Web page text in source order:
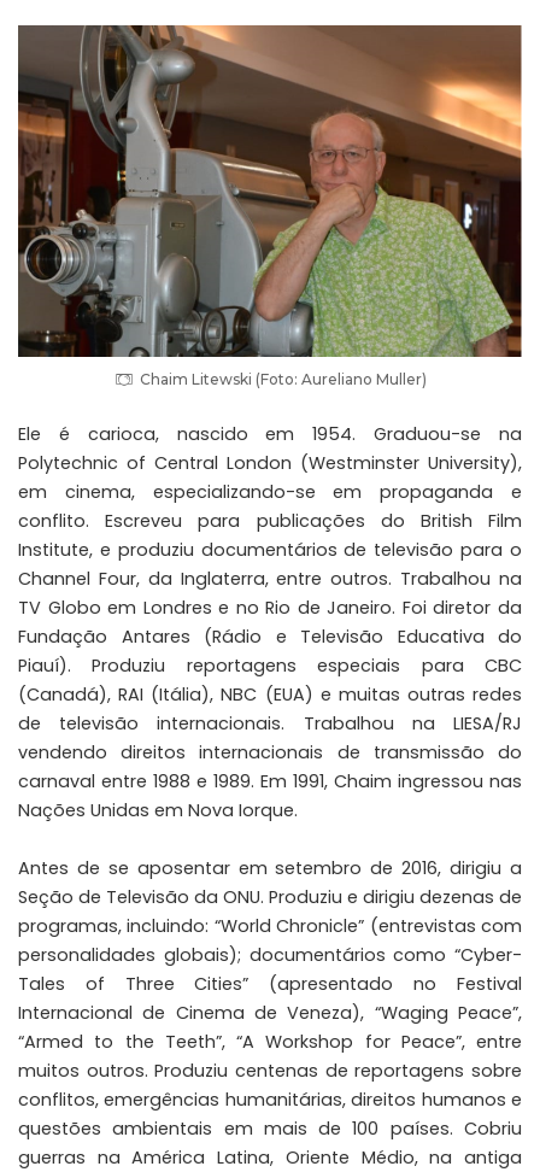
Chaim Litewski (Foto: Aureliano Muller)
Ele é carioca, nascido em 1954. Graduou-se na
Polytechnic of Central London (Westminster University),
em cinema, especializando-se em propaganda e
conflito. Escreveu para publicações do British Film
Institute, e produziu documentários de televisão para o
Channel Four, da Inglaterra, entre outros. Trabalhou na
TV Globo em Londres e no Rio de Janeiro. Foi diretor da
Fundação Antares (Rádio e Televisão Educativa do
Piauí). Produziu reportagens especiais para CBC
(Canadá), RAI (Itália), NBC (EUA) e muitas outras redes
de televisão internacionais. Trabalhou na LIESA/RJ
vendendo direitos internacionais de transmissão do
carnaval entre 1988 e 1989. Em 1991, Chaim ingressou nas
Nações Unidas em Nova Iorque.
Antes de se aposentar em setembro de 2016, dirigiu a
Seção de Televisão da ONU. Produziu e dirigiu dezenas de
programas, incluindo: “World Chronicle” (entrevistas com
personalidades globais); documentários como “Cyber-
Tales of Three Cities” (apresentado no Festival
Internacional de Cinema de Veneza), “Waging Peace”,
“Armed to the Teeth”, “A Workshop for Peace”, entre
muitos outros. Produziu centenas de reportagens sobre
conflitos, emergências humanitárias, direitos humanos e
questões ambientais em mais de 100 países. Cobriu
guerras na América Latina, Oriente Médio, na antiga